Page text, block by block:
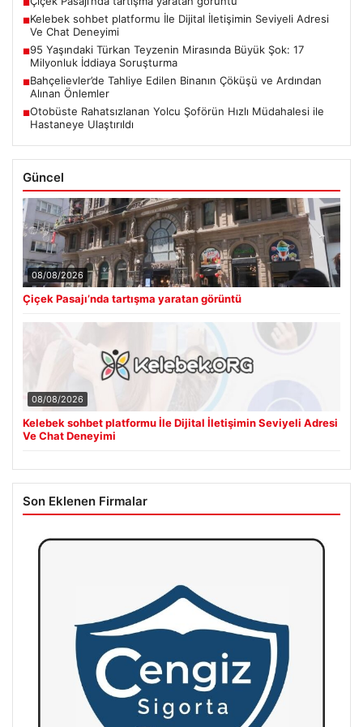
■
■Kelebek sohbet platformu İle Dijital İletişimin Seviyeli Adresi
Ve Chat Deneyimi
■95 Yaşındaki Türkan Teyzenin Mirasında Büyük Şok: 17
Milyonluk İddiaya Soruşturma
■Bahçelievler’de Tahliye Edilen Binanın Çöküşü ve Ardından
Alınan Önlemler
■Otobüste Rahatsızlanan Yolcu Şoförün Hızlı Müdahalesi ile
Hastaneye Ulaştırıldı
Güncel
08/08/2026
Çiçek Pasajı’nda tartışma yaratan görüntü
08/08/2026
Kelebek sohbet platformu İle Dijital İletişimin Seviyeli Adresi
Ve Chat Deneyimi
Son Eklenen Firmalar